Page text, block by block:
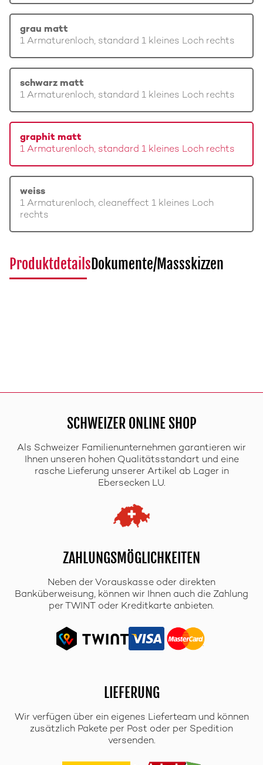
grau matt
1 Armaturenloch, standard 1 kleines Loch rechts
schwarz matt
1 Armaturenloch, standard 1 kleines Loch rechts
graphit matt
1 Armaturenloch, standard 1 kleines Loch rechts
weiss
1 Armaturenloch, cleaneffect 1 kleines Loch
rechts
ProduktdetailsDokumente/Massskizzen
SCHWEIZER ONLINE SHOP
Als Schweizer Familienunternehmen garantieren wir
Ihnen unseren hohen Qualitätsstandart und eine
rasche Lieferung unserer Artikel ab Lager in
Ebersecken LU.
ZAHLUNGSMÖGLICHKEITEN
Neben der Vorauskasse oder direkten
Banküberweisung, können wir Ihnen auch die Zahlung
per TWINT oder Kreditkarte anbieten.
LIEFERUNG
Wir verfügen über ein eigenes Lieferteam und können
zusätzlich Pakete per Post oder per Spedition
versenden.